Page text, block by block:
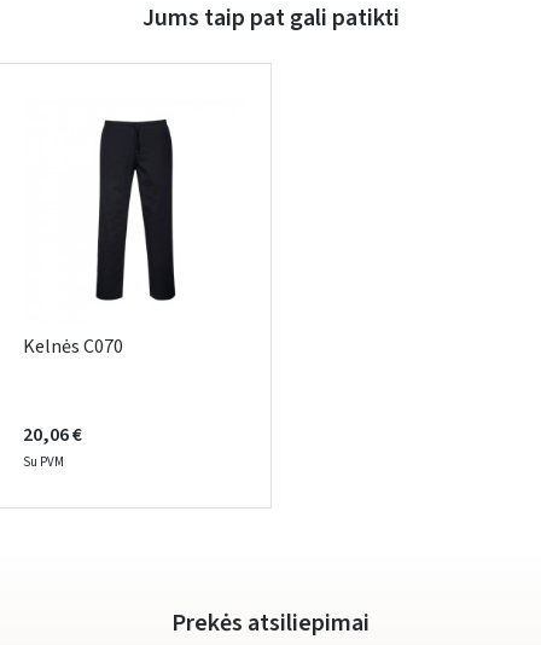
Jums taip pat gali patikti
Kelnės C070
20,06 €
Su PVM
Prekės atsiliepimai